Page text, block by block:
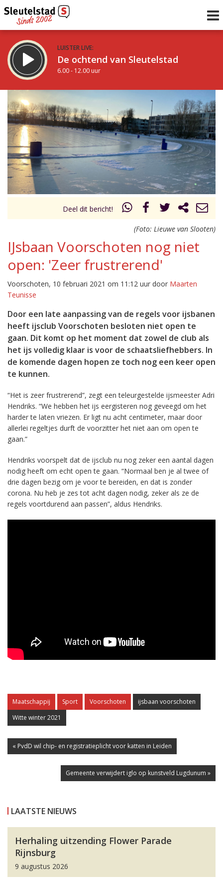
LUISTER LIVE:
De ochtend van Sleutelstad
6.00 - 12.00 uur
STRAKS:
De middag van Sleutelstad
12.00 - 19.00 uur
Vorig uur
uur 1 van 0 Volgend uur
Inklappen
Deel dit bericht!
(Foto: Lieuwe van Slooten)
IJsbaan Voorschoten nog niet
open: 'Zeer frustrerend'
Voorschoten, 10 februari 2021 om 11:12 uur door Maarten
Teunisse
Door een late aanpassing van de regels voor ijsbanen
heeft ijsclub Voorschoten besloten niet open te
gaan. Dit komt op het moment dat zowel de club als
het ijs volledig klaar is voor de schaatsliefhebbers. In
de komende dagen hopen ze toch nog een keer open
te kunnen.
“Het is zeer frustrerend”, zegt een teleurgestelde ijsmeester Adri
Hendriks. “We hebben het ijs eergisteren nog geveegd om het
harder te laten vriezen. Er ligt nu acht centimeter, maar door
allerlei regeltjes durft de voorzitter het niet aan om open te
gaan.”
Hendriks voorspelt dat de ijsclub nu nog zeker een aantal dagen
nodig heeft om echt open te gaan. “Normaal ben je al twee of
drie dagen bezig om je voor te bereiden, en dat is zonder
corona. Nu heb je zes tot acht dagen nodig, zeker als ze de
regels voortdurend aan passen”, aldus Hendriks.
Maatschappij Sport Voorschoten
ijsbaan voorschoten
Witte winter 2021
« PvdD wil chip- en registratieplicht voor katten in Leiden
Gemeente verwijdert iglo op kunstveld Lugdunum »
LAATSTE NIEUWS
Herhaling uitzending Flower Parade
Rijnsburg
9 augustus 2026